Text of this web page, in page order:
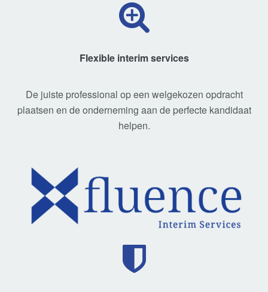
Flexible interim services
De juiste professional op een welgekozen opdracht
plaatsen en de onderneming aan de perfecte kandidaat
helpen.